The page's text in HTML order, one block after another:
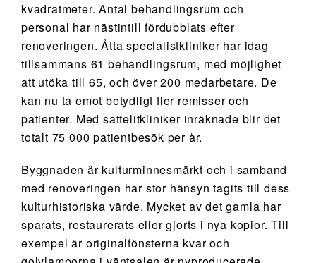
kvadratmeter. Antal behandlingsrum och
personal har nästintill fördubblats efter
renoveringen. Åtta specialistkliniker har idag
tillsammans 61 behandlingsrum, med möjlighet
att utöka till 65, och över 200 medarbetare. De
kan nu ta emot betydligt fler remisser och
patienter. Med sattelitkliniker inräknade blir det
totalt 75 000 patientbesök per år.
Byggnaden är kulturminnesmärkt och i samband
med renoveringen har stor hänsyn tagits till dess
kulturhistoriska värde. Mycket av det gamla har
sparats, restaurerats eller gjorts i nya kopior. Till
exempel är originalfönsterna kvar och